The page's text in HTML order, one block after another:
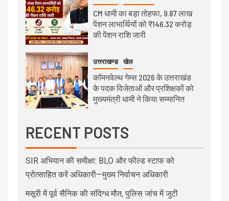
CM धामी का बड़ा तोहफा, 9.87 लाख
पेंशन लाभार्थियों को ₹146.32 करोड़
की पेंशन राशि जारी
उत्तराखण्ड खेल
कॉमनवेल्थ गेम्स 2026 के उत्तराखंड
के पदक विजेताओं और प्रशिक्षकों को
मुख्यमंत्री धामी ने किया सम्मानित
RECENT POSTS
SIR अभियान की समीक्षा: BLO और फील्ड स्टाफ को
प्रोत्साहित करें अधिकारी—मुख्य निर्वाचन अधिकारी
मसूरी में पूर्व सैनिक की संदिग्ध मौत, पुलिस जांच में जुटी